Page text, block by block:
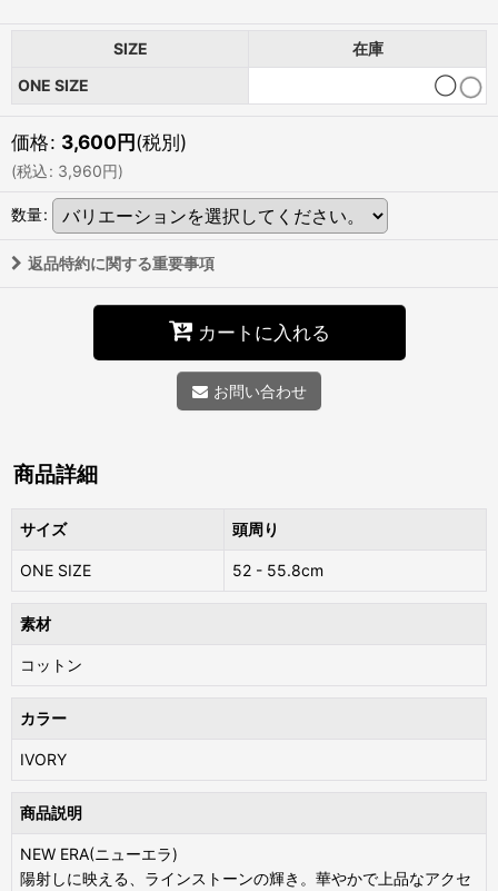
SIZE
在庫
ONE SIZE
◯
価格: 3,600円(税別)
(税込: 3,960円)
数量:
返品特約に関する重要事項
カートに入れる
お問い合わせ
商品詳細
サイズ 頭周り
ONE SIZE 52 - 55.8cm
素材
コットン
カラー
IVORY
商品説明
NEW ERA(ニューエラ)
陽射しに映える、ラインストーンの輝き。華やかで上品なアクセ